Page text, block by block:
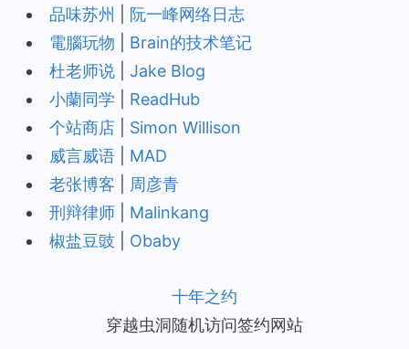
品味苏州
阮一峰网络日志
電腦玩物
Brain的技术笔记
杜老师说
Jake Blog
小蘭同学
ReadHub
个站商店
Simon Willison
威言威语
MAD
老张博客
周彦青
刑辩律师
Malinkang
椒盐豆豉
Obaby
十年之约
穿越虫洞随机访问签约网站